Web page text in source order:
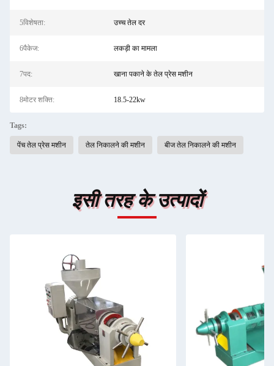
5विशेषता: उच्च तेल दर
6पैकेज: लकड़ी का मामला
7पद: खाना पकाने के तेल प्रेस मशीन
8मोटर शक्ति: 18.5-22kw
Tags:
पेंच तेल प्रेस मशीन तेल निकालने की मशीन बीज तेल निकालने की मशीन
इसी तरह के उत्पादों